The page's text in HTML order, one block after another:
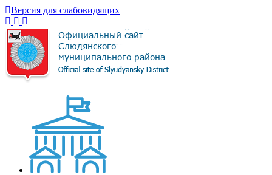
Версия для слабовидящих